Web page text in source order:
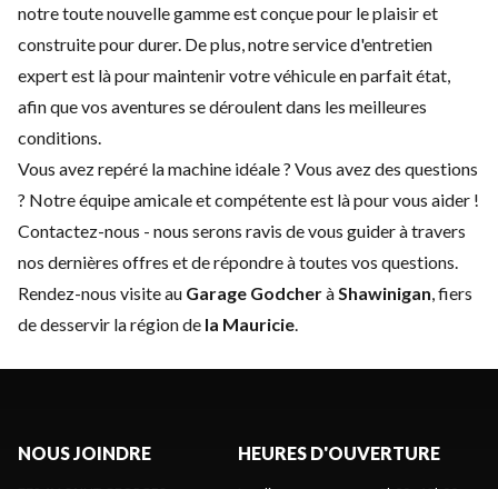
notre toute nouvelle gamme est conçue pour le plaisir et
construite pour durer. De plus, notre service d'entretien
expertest là pour maintenir votre véhicule en parfait état,
afin que vos aventures se déroulent dans les meilleures
conditions.
Vous avez repéré la machine idéale ? Vous avez des questions
? Notre équipe amicale et compétente est là pour vous aider !
Contactez-nous - nous serons ravis de vous guider à travers
nos dernières offres et de répondre à toutes vos questions.
Rendez-nous visite au Garage Godcherà Shawinigan , fiers
de desservir la région de la Mauricie
NOUS JOINDRE HEURES D'OUVERTURE